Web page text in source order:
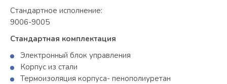
Стандартное исполнение:
9006-9005
Стандартная комплектация
Электронный блок управления
Корпус из стали
Термоизоляция корпуса- пенополиуретан